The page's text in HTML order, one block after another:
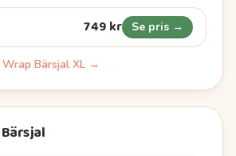
749 kr Se pris →
Bärsjal XL →